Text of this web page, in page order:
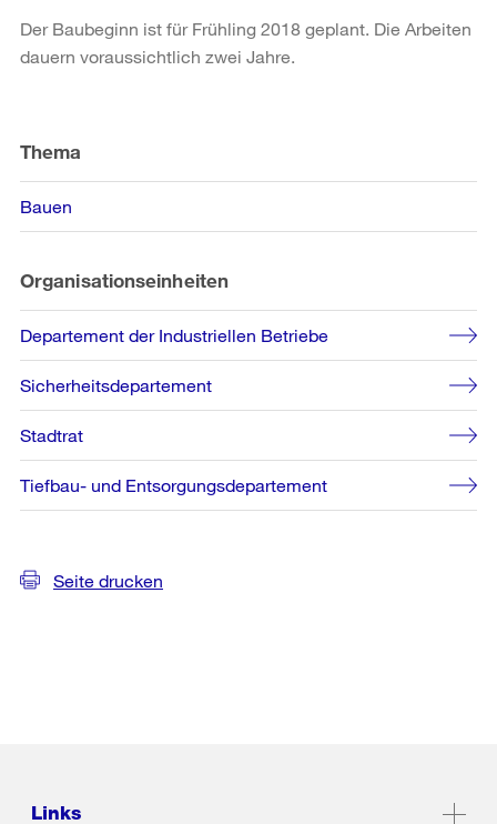
Der Baubeginn ist für Frühling 2018 geplant. Die Arbeiten
dauern voraussichtlich zwei Jahre.
Informationen
Thema
Bauen
Organisationseinheiten
Departement der Industriellen Betriebe
Sicherheitsdepartement
Stadtrat
Tiefbau- und Entsorgungsdepartement
Seite drucken
Links